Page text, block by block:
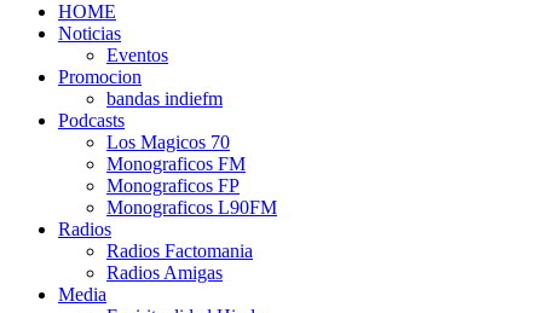
HOME
Noticias
Eventos
Promocion
bandas indiefm
Podcasts
Los Magicos 70
Monograficos FM
Monograficos FP
Monograficos L90FM
Radios
Radios Factomania
Radios Amigas
Media